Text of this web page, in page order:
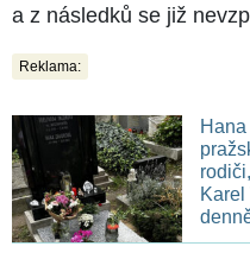
a z následků se již
Reklama: